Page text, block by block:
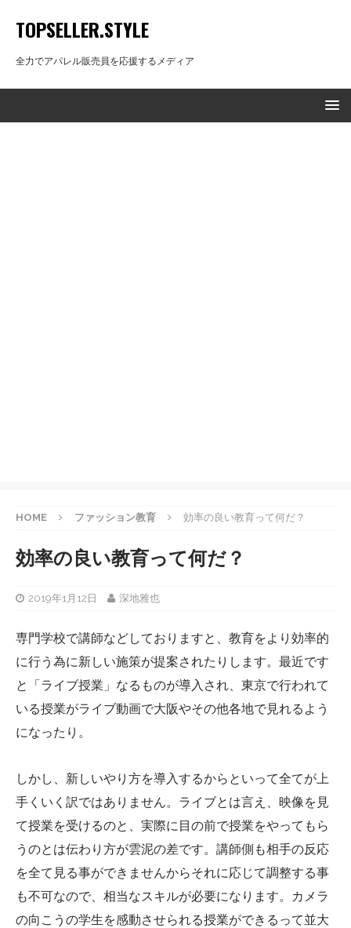
TOPSELLER.STYLE
全力でアパレル販売員を応援するメディア
HOME ファッション教育 効率の良い教育って何だ？
効率の良い教育って何だ？
2019年1月12日 深地雅也
専門学校で講師などしておりますと、教育をより効率的
に行う為に新しい施策が提案されたりします。最近です
と「ライブ授業」なるものが導入され、東京で行われて
いる授業がライブ動画で大阪やその他各地で見れるよう
になったり。
しかし、新しいやり方を導入するからといって全てが上
手くいく訳ではありません。ライブとは言え、映像を見
て授業を受けるのと、実際に目の前で授業をやってもら
うのとは伝わり方が雲泥の差です。講師側も相手の反応
を全て見る事ができませんからそれに応じて調整する事
も不可なので、相当なスキルが必要になります。カメラ
の向こうの学生を感動させられる授業ができるって並大